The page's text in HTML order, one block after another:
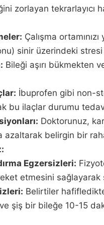
zorlayan tekrarlayıcı
Çalışma
sinir üzerindeki stresi
Bileği aşırı bükmekten
İbuprofen gibi non-
bu ilaçlar durumu
Doktorunuz,
azaltarak belirgin bir
Egzersizleri:
etmesini sağlayarak
Belirtiler
ve şiş bir bileğe 10-15